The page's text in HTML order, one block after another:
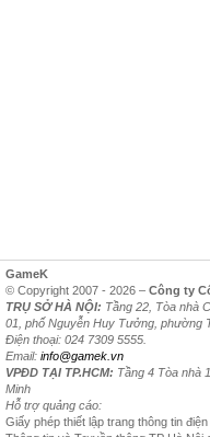
GameK
© Copyright 2007 - 2026 – Công ty
TRỤ SỞ HÀ NỘI: Tầng 22, Tòa nhà
01, phố Nguyễn Huy Tưởng, phường
Điện thoại: 024 7309 5555.
Email: info@gamek.vn
VPĐD TẠI TP.HCM: Tầng 4 Tòa nhà
Minh
Hỗ trợ quảng cáo:
Giấy phép thiết lập trang thông tin